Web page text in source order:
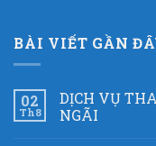
BÀI VIẾT GẦN
02
Th8
DỊCH VỤ
NGÃI